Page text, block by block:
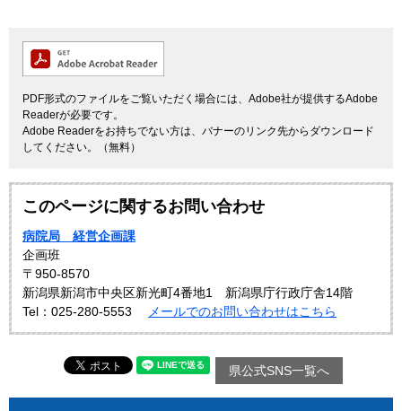
PDF形式のファイルをご覧いただく場合には、Adobe社が提供するAdobe
Readerが必要です。
Adobe Readerをお持ちでない方は、バナーのリンク先からダウンロード
してください。（無料）
このページに関するお問い合わせ
病院局 経営企画課
企画班
〒950-8570
新潟県新潟市中央区新光町4番地1 新潟県庁行政庁舎14階
Tel：025-280-5553
メールでのお問い合わせはこちら
県公式SNS一覧へ